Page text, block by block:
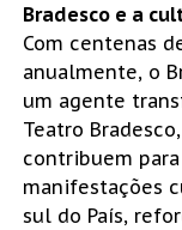
Bradesco e a
Com centenas
anualmente, o
um agente
Teatro
contribuem
manifestações
sul do País,